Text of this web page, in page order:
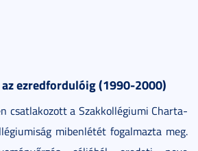
ezredfordulóig (1990-2000)
csatlakozott a Szakkollégiumi Charta-
mibenlétét fogalmazta meg.